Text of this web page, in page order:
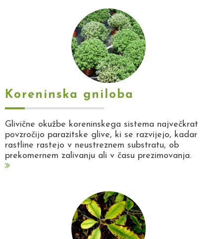
Koreninska gniloba
Glivične okužbe koreninskega sistema največkrat
povzročijo parazitske glive, ki se razvijejo, kadar
rastline rastejo v neustreznem substratu, ob
prekomernem zalivanju ali v času prezimovanja.